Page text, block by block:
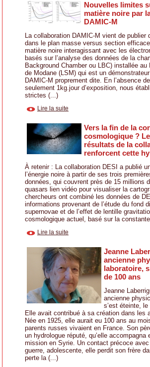
Nouvelles limites
matière noire par
DAMIC-M
La collaboration DAMIC-M vient de publier
dans le plan masse versus section
matière noire interagissant avec les
basés sur l’analyse des données de la
Background Chamber ou LBC) installée au
de Modane (LSM) qui est un
DAMIC-M proprement dite. En l’absence
seulement 1kg.jour d’exposition, nous
strictes (...)
Lire la suite
Vers la fin de la
cosmologique ?
résultats de la
renforcent cette
À retenir : La collaboration DESI a publié
l’énergie noire à partir de ses trois
données, qui couvrent près de 15 millions
quasars lien vidéo pour visualiser la
chercheurs ont combiné les données de
informations provenant de l’étude du fond
supernovae et de l’effet de lentille
cosmologique actuel, basé sur la
Lire la suite
Jeanne
ancienne
laboratoire,
de 100 ans
Jeanne
ancienne
s’est éteinte,
Elle avait contribué à sa création dans les
Née en 1925, elle aurait eu 100 ans au
parents russes vivaient en France. Son
un hydrologue réputé, qu’elle accompagna
mission en Syrie. Un contact précoce
guerre, adolescente, elle perdit son frère
perte la (...)